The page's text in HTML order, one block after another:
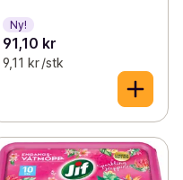
Ny!
91,10 kr
9,11 kr /stk